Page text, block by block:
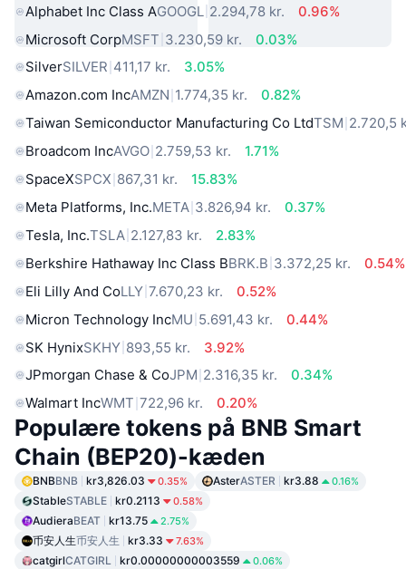
Alphabet Inc Class AGOOGL 2.294,78 kr.
0.96%
Microsoft CorpMSFT 3.230,59 kr.
0.03%
SilverSILVER 411,17 kr.
3.05%
Amazon.com IncAMZN 1.774,35 kr.
0.82%
Taiwan Semiconductor Manufacturing Co LtdTSM 2.720,5
Broadcom IncAVGO 2.759,53 kr.
1.71%
SpaceXSPCX 867,31 kr.
15.83%
Meta Platforms, Inc.META 3.826,94 kr.
0.37%
Tesla, Inc.TSLA 2.127,83 kr.
2.83%
Berkshire Hathaway Inc Class BBRK.B 3.372,25 kr.
0.54%
Eli Lilly And CoLLY 7.670,23 kr.
0.52%
Micron Technology IncMU 5.691,43 kr.
0.44%
SK HynixSKHY 893,55 kr.
3.92%
JPmorgan Chase & CoJPM 2.316,35 kr.
0.34%
Walmart IncWMT 722,96 kr. 0.20%
Populære tokens på BNB Smart
Chain (BEP20)-kæden
BNBBNB kr3,826.03 0.35% AsterASTER kr3.88 0.16%
StableSTABLE kr0.2113 0.58%
AudieraBEAT kr13.75 2.75%
币安人生币安人生 kr3.33 7.63%
catgirlCATGIRL kr0.00000000003559 0.06%